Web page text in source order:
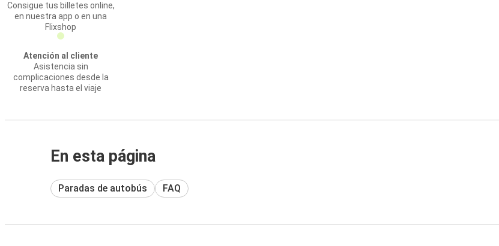
Consigue tus billetes online,
en nuestra app o en una
Flixshop
Atención al cliente
Asistencia sin
complicaciones desde la
reserva hasta el viaje
En esta página
Paradas de autobús FAQ